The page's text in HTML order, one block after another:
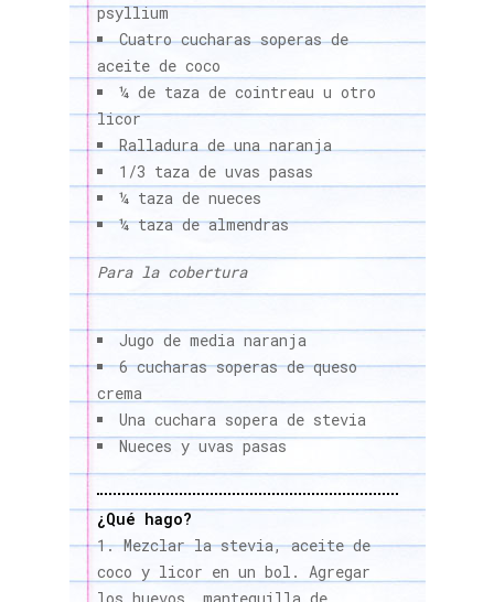
psyllium
Cuatro cucharas soperas de
aceite de coco
¼ de taza de cointreau u otro
licor
Ralladura de una naranja
1/3 taza de uvas pasas
¼ taza de nueces
¼ taza de almendras
Para la cobertura
Jugo de media naranja
6 cucharas soperas de queso
crema
Una cuchara sopera de stevia
Nueces y uvas pasas
¿Qué hago?
Mezclar la stevia, aceite de
coco y licor en un bol. Agregar